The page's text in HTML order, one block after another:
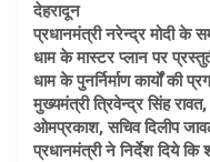
देहरादून
प्रधानमंत्री नरेन्द्र मोदी के
धाम के मास्टर प्लान पर
धाम के पुनर्निर्माण कार्यों की
मुख्यमंत्री त्रिवेन्द्र सिंह
ओमप्रकाश, सचिव दिलीप
प्रधानमंत्री ने निर्देश दिये